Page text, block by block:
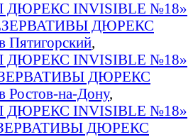
ДЮРЕКС INVISIBLE №18»
ДЮРЕКС
,
ДЮРЕКС INVISIBLE №18»
ДЮРЕКС
на-Дону,
ДЮРЕКС INVISIBLE №18»
ДЮРЕКС